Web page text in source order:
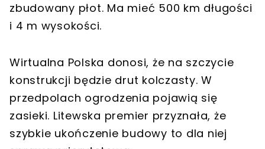
zbudowany płot. Ma mieć 500 km długości
i 4 m wysokości.
Wirtualna Polska donosi, że na szczycie
konstrukcji będzie drut kolczasty. W
przedpolach ogrodzenia pojawią się
zasieki. Litewska premier przyznała, że
szybkie ukończenie budowy to dla niej